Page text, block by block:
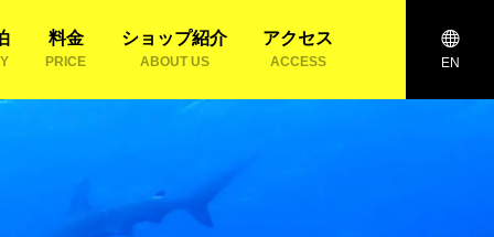
EN
料金
PRICE
ショップ紹介
ABOUT US
アクセス
ACCESS